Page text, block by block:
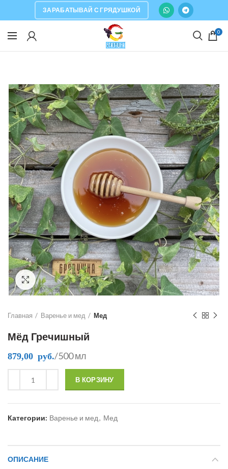
ЗАРАБАТЫВАЙ С ГРЯДУШКОЙ
0
Click to enlarge
Главная Варенье и мед Мед
Мёд Гречишный
879,00 руб. /500 мл
В КОРЗИНУ
Категории: Варенье и мед, Мед
ОПИСАНИЕ